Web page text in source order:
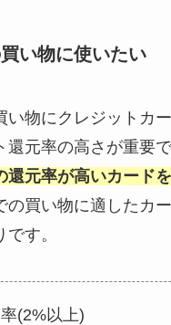
い物に使いたい
い物にクレジットカ
還元率の高さが重要で
還元率が高いカード
の買い物に適したカー
す。
(2%以上)